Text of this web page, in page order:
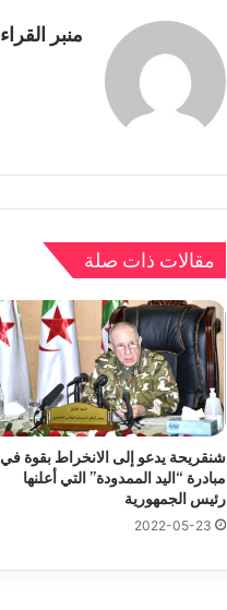
منبر القراء
مقالات ذات صلة
شنقريحة يدعو إلى الانخراط بقوة في
مبادرة “اليد الممدودة” التي أعلنها
رئيس الجمهورية
2022-05-23